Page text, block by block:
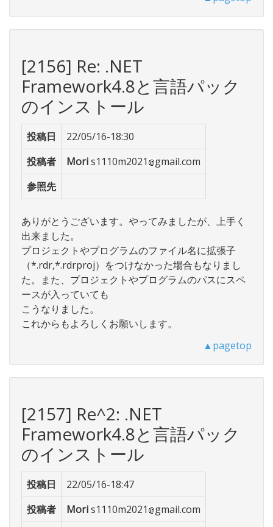
[2156] Re: .NET
Framework4.8と言語パック
のインストール
投稿日
22/05/16-18:30
投稿者
Moris1110m2021
gmail.com
参照先
ありがとうございます。やってみましたが、上手く
出来ました。
プロジェクトやプログラムのファイル名に拡張子
（*.rdr,*.rdrproj）をつけなかった場合もなりまし
た。また、プロジェクトやプログラムのパスにスペ
ースが入っていても
こうなりました。
これからもよろしくお願いします。
▲pagetop
[2157] Re^2: .NET
Framework4.8と言語パック
のインストール
投稿日
22/05/16-18:47
投稿者
Moris1110m2021
gmail.com